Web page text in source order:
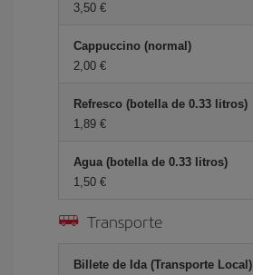
3,50 €
Cappuccino (normal)
2,00 €
Refresco (botella de 0.33 litros)
1,89 €
Agua (botella de 0.33 litros)
1,50 €
Transporte
Billete de Ida (Transporte Local)